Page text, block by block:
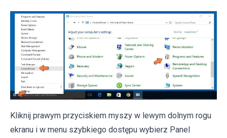
Kliknij prawym przyciskiem myszy w lewym dolnym rogu
ekranu i w menu szybkiego dostępu wybierz Panel